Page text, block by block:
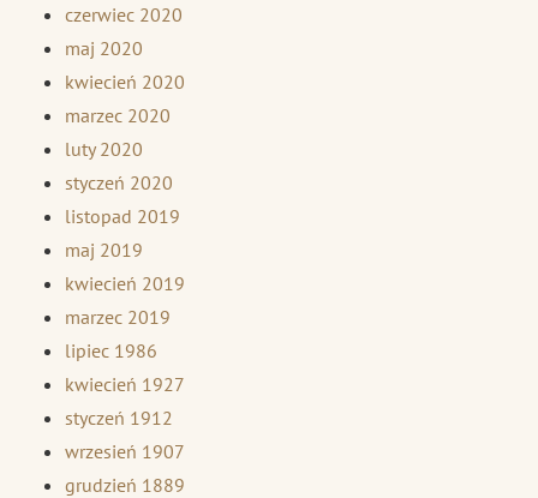
czerwiec 2020
maj 2020
kwiecień 2020
marzec 2020
luty 2020
styczeń 2020
listopad 2019
maj 2019
kwiecień 2019
marzec 2019
lipiec 1986
kwiecień 1927
styczeń 1912
wrzesień 1907
grudzień 1889